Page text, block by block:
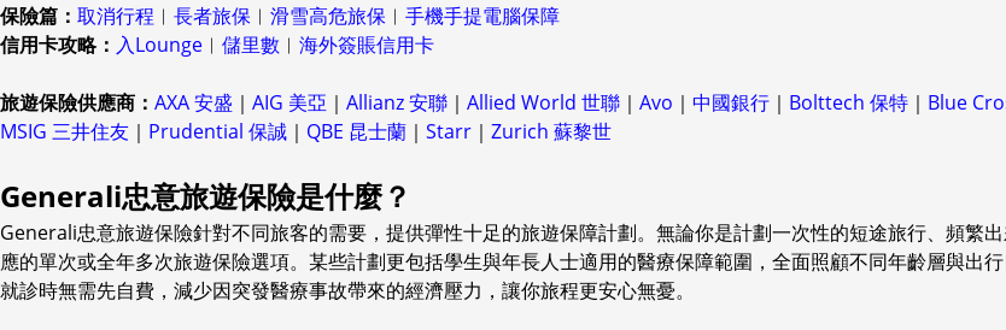
保險篇： 取消行程 ︱ 長者旅保 ︱ 滑雪高危旅保 ︱ 手機手提電腦保障
信用卡攻略： 入Lounge ︱ 儲里數 ︱ 海外簽賬信用卡
旅遊保險供應商： AXA 安盛 ｜ AIG 美亞 ｜ Allianz 安聯 ｜ Allied World 世聯 ｜ Avo ｜ 中國銀行 ｜ Bolttech 保特 ｜ Blue
MSIG 三井住友 ｜ Prudential 保誠 ｜ QBE 昆士蘭 ｜ Starr ｜ Zurich 蘇黎世
Generali忠意旅遊保險是什麼？
Generali忠意旅遊保險針對不同旅客的需要，提供彈性十足的旅遊保障計劃。無論你是計劃一次性的短途旅行、頻繁
應的單次或全年多次旅遊保險選項。某些計劃更包括學生與年長人士適用的醫療保障範圍，全面照顧不同年齡層與
就診時無需先自費，減少因突發醫療事故帶來的經濟壓力，讓你旅程更安心無憂。